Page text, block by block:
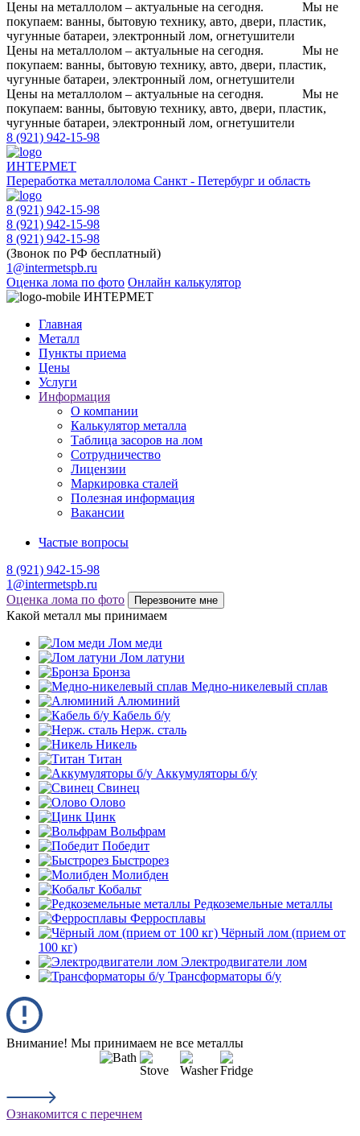
Цены на металлолом – актуальные на сегодня.
Мы не
покупаем: ванны, бытовую технику, авто, двери, пластик,
чугунные батареи, электронный лом, огнетушители
Цены на металлолом – актуальные на сегодня.
Мы не
покупаем: ванны, бытовую технику, авто, двери, пластик,
чугунные батареи, электронный лом, огнетушители
Цены на металлолом – актуальные на сегодня.
Мы не
покупаем: ванны, бытовую технику, авто, двери, пластик,
чугунные батареи, электронный лом, огнетушители
8 (921) 942-15-98
ИНТЕРМЕТ
Переработка металлолома Санкт - Петербург и область
8 (921) 942-15-98
8 (921) 942-15-98
8 (921) 942-15-98
(Звонок по РФ бесплатный)
1@intermetspb.ru
Оценка лома по фото Онлайн калькулятор
ИНТЕРМЕТ
Главная
Металл
Пункты приема
Цены
Услуги
Информация
О компании
Калькулятор металла
Таблица засоров на лом
Сотрудничество
Лицензии
Маркировка сталей
Полезная информация
Вакансии
Частые вопросы
8 (921) 942-15-98
1@intermetspb.ru
Оценка лома по фото
Перезвоните мне
Какой металл мы принимаем
Лом меди
Лом латуни
Бронза
Медно-никелевый сплав
Алюминий
Кабель б/у
Нерж. сталь
Никель
Титан
Аккумуляторы б/у
Свинец
Олово
Цинк
Вольфрам
Победит
Быстрорез
Молибден
Кобальт
Редкоземельные металлы
Ферросплавы
Чёрный лом (прием от
100 кг)
Электродвигатели лом
Трансформаторы б/у
Внимание! Мы принимаем не все металлы
Ознакомится с перечнем